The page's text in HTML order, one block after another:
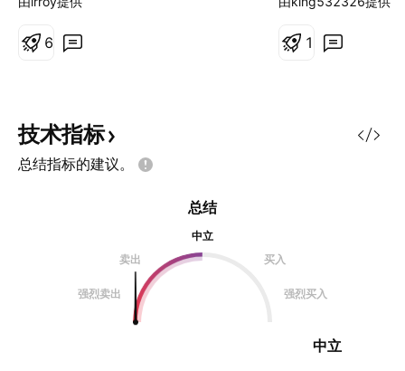
6 1
技术指标
总结指标的建议。
总结
中立
卖出
买入
强烈卖出 强烈买入
中立